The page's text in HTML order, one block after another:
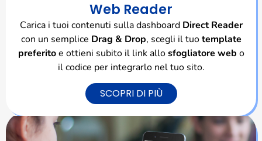
Web Reader
Carica i tuoi contenuti sulla dashboard Direct Reader
con un semplice Drag & Drop, scegli il tuotemplate
preferitoe ottieni subito il link allosfogliatore web o
il codice per integrarlo nel tuo sito.
SCOPRI DI PIÙ